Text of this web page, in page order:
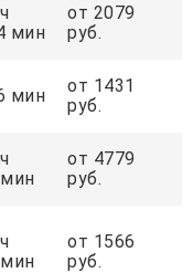
мин
от 2079
руб.
мин
от 1431
руб.
от 4779
руб.
от 1566
руб.